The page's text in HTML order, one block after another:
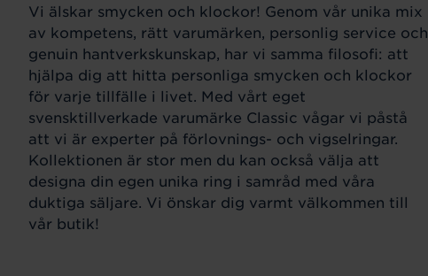
Vi älskar smycken och klockor! Genom vår unika mix
av kompetens, rätt varumärken, personlig service och
genuin hantverkskunskap, har vi samma filosofi: att
hjälpa dig att hitta personliga smycken och klockor
för varje tillfälle i livet. Med vårt eget
svensktillverkade varumärke Classic vågar vi påstå
att vi är experter på förlovnings- och vigselringar.
Kollektionen är stor men du kan också välja att
designa din egen unika ring i samråd med våra
duktiga säljare. Vi önskar dig varmt välkommen till
vår butik!